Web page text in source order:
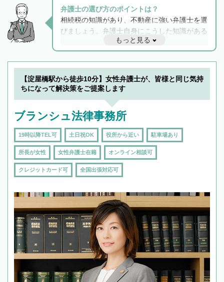
弁護士の選び方のポイントは？
相続税の知識があり、不動産に強い弁護士を選
びましょう。弁護士自身にこうした知識がある
と他士業との連携もスムーズに進み、トラブル
解決のみならず相続をトータルで任せることが
できます。また、相続は感情がからむ分野なの
でフィーリングも重要です。実際に電話や面談
で複数の弁護士と会話をしてウマが合う方に依
もっと見る
【淀屋橋駅から徒歩10分】女性弁護士が、皆様と同じ気持
ちになって解決策をご提案します
ブランシュ法律事務所
19時以降TEL可 土日祝OK 役所から近い 駐車場あり
所長が女性 女性弁護士在籍 オンライン相談可
クレジットカード可 全国出張対応可